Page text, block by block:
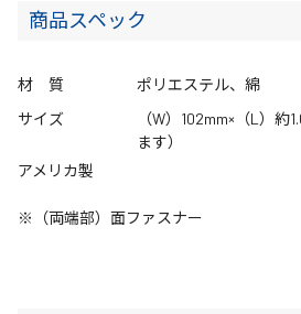
商品スペック
材 質
ポリエステル、綿
サイズ
（W）102mm×（L）
ます）
アメリカ製
※（両端部）面ファスナー